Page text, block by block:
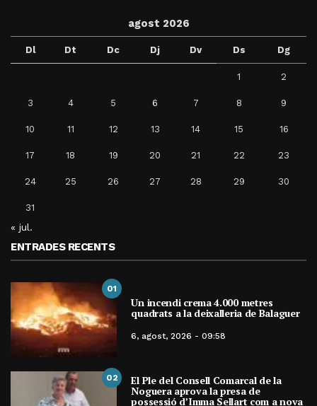
agost 2026
Dl Dt Dc Dj Dv Ds Dg
1 2
3 4 5 6 7 8 9
10 11 12 13 14 15 16
17 18 19 20 21 22 23
24 25 26 27 28 29 30
31
« jul.
ENTRADES RECENTS
01
Un incendi crema 4.000 metres
quadrats a la deixalleria de Balaguer
6, agost, 2026 - 09:58
02 El Ple del Consell Comarcal de la
Noguera aprova la presa de
possessió d’Imma Sellart com a nova